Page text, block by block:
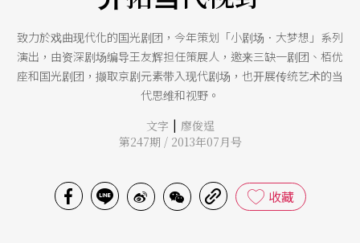
致力於戏曲现代化的国光剧团，今年策划「小剧场．大梦想」系列
演出，由资深剧场编导王友辉担任策展人，邀来三缺一剧团、栢优
座和国光剧团，撷取京剧元素带入现代剧场，也开展传统艺术的当
代思维和视野。
文字 | 廖俊逞
第247期 / 2013年07月号
收藏